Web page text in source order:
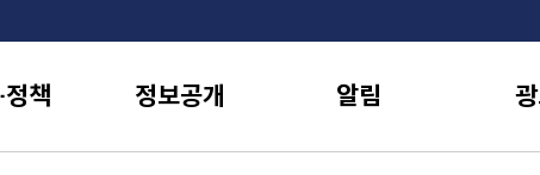
정책 정보공개 알림